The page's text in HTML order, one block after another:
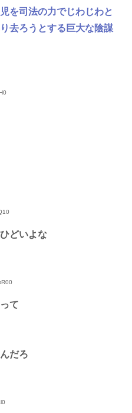
を司法の力でじわじわと
去ろうとする巨大な陰謀
どいよな
て
だろ